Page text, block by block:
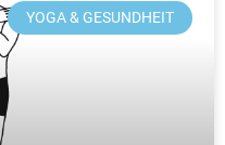
YOGA & GESUNDHEIT